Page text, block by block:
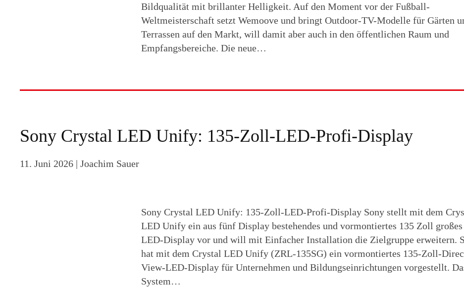
Bildqualität mit brillanter Helligkeit. Auf den Moment vor der Fußball-
Weltmeisterschaft setzt Wemoove und bringt Outdoor-TV-Modelle für Gärten
Terrassen auf den Markt, will damit aber auch in den öffentlichen Raum und
Empfangsbereiche. Die neue…
Sony Crystal LED Unify: 135-Zoll-LED-Profi-Display
11. Juni 2026 | Joachim Sauer
Sony Crystal LED Unify: 135-Zoll-LED-Profi-Display Sony stellt mit dem
LED Unify ein aus fünf Display bestehendes und vormontiertes 135 Zoll großes
LED-Display vor und will mit Einfacher Installation die Zielgruppe erweitern.
hat mit dem Crystal LED Unify (ZRL-135SG) ein vormontiertes 135-Zoll-
View-LED-Display für Unternehmen und Bildungseinrichtungen vorgestellt.
System…